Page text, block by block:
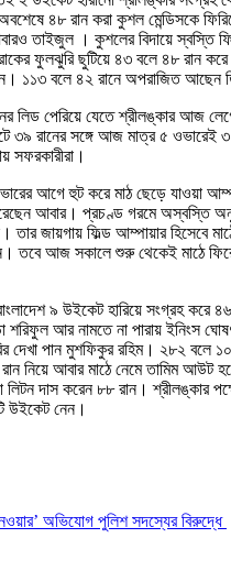
৪৮ রান করা কুশল মেন্ডিসকে
তাইজুল । কুশলের বিদায়ে স্বস্তি
ফুলঝুরি ছুটিয়ে ৪৩ বলে ৪৮ রান করে
১১৩ বলে ৪২ রানে অপরাজিত আছেন
লিড পেরিয়ে যেতে শ্রীলঙ্কার আজ
৩৯ রানের সঙ্গে আজ মাত্র ৫ ওভারেই
সফরকারীরা।
আগে হুট করে মাঠ ছেড়ে যাওয়া
আবার। প্রচণ্ড গরমে অস্বস্তি
তার জায়গায় ফিল্ড আম্পায়ার হিসেবে
তবে আজ সকালে শুরু থেকেই মাঠে
৯ উইকেট হারিয়ে সংগ্রহ করে
আর নামতে না পারায় ইনিংস
দেখা পান মুশফিকুর রহিম। ২৮২ বলে
নিয়ে আবার মাঠে নেমে তামিম আউট
দাস করেন ৮৮ রান। শ্রীলঙ্কার
উইকেট নেন।
নেওয়ার’ অভিযোগ পুলিশ সদস্যের বিরুদ্ধে